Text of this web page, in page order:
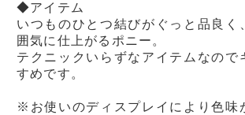
◆アイテム
いつものひとつ結びがぐっと品良く
囲気に仕上がるポニー。
テクニックいらずなアイテムなので
すめです。
※お使いのディスプレイにより色味